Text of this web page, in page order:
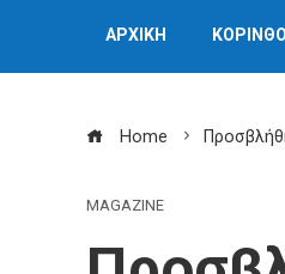
ΑΡΧΙΚΗ
Home
MAGAZINE